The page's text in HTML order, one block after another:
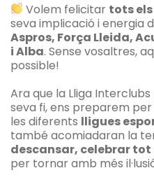
Volem felicitar tots
seva implicació i energia
Aspros, Força Lleida,
i Alba. Sense vosaltres,
possible!
Ara que la Lliga
seva fi, ens preparem
les diferents lligues
també acomiadaran la
descansar, celebrar
per tornar amb més